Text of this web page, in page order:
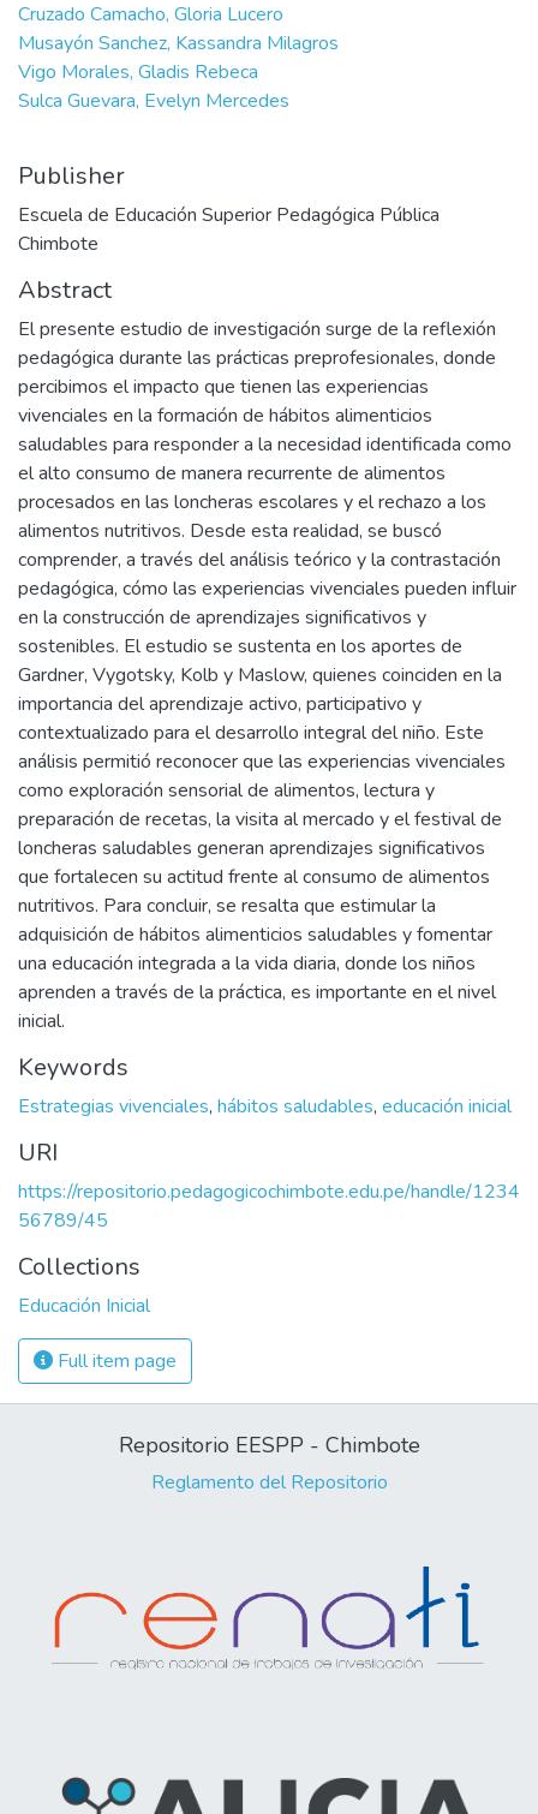
Cruzado Camacho, Gloria Lucero
Musayón Sanchez, Kassandra Milagros
Vigo Morales, Gladis Rebeca
Sulca Guevara, Evelyn Mercedes
Publisher
Escuela de Educación Superior Pedagógica Pública
Chimbote
Abstract
El presente estudio de investigación surge de la reflexión
pedagógica durante las prácticas preprofesionales, donde
percibimos el impacto que tienen las experiencias
vivenciales en la formación de hábitos alimenticios
saludables para responder a la necesidad identificada como
el alto consumo de manera recurrente de alimentos
procesados en las loncheras escolares y el rechazo a los
alimentos nutritivos. Desde esta realidad, se buscó
comprender, a través del análisis teórico y la contrastación
pedagógica, cómo las experiencias vivenciales pueden influir
en la construcción de aprendizajes significativos y
sostenibles. El estudio se sustenta en los aportes de
Gardner, Vygotsky, Kolb y Maslow, quienes coinciden en la
importancia del aprendizaje activo, participativo y
contextualizado para el desarrollo integral del niño. Este
análisis permitió reconocer que las experiencias vivenciales
como exploración sensorial de alimentos, lectura y
preparación de recetas, la visita al mercado y el festival de
loncheras saludables generan aprendizajes significativos
que fortalecen su actitud frente al consumo de alimentos
nutritivos. Para concluir, se resalta que estimular la
adquisición de hábitos alimenticios saludables y fomentar
una educación integrada a la vida diaria, donde los niños
aprenden a través de la práctica, es importante en el nivel
inicial.
Keywords
Estrategias vivenciales, hábitos saludables, educación inicial
URI
https://repositorio.pedagogicochimbote.edu.pe/handle/1234
56789/45
Collections
Educación Inicial
Full item page
Repositorio EESPP - Chimbote
Reglamento del Repositorio